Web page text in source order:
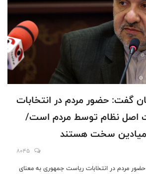
گفت: حضور مردم در انتخابات
اصل نظام توسط مردم است/
میادین سخت هستند
8045
مردم در انتخابات ریاست جمهوری به معنای